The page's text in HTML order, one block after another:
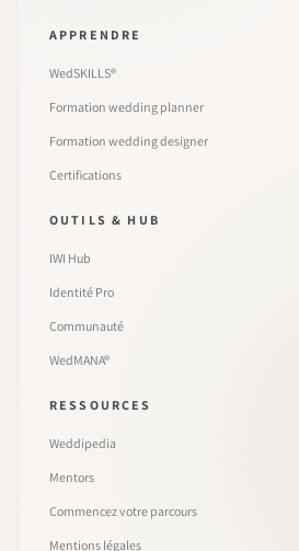
APPRENDRE
WedSKILLS®
Formation wedding planner
Formation wedding designer
Certifications
OUTILS & HUB
IWI Hub
Identité Pro
Communauté
WedMANA®
RESSOURCES
Weddipedia
Mentors
Commencez votre parcours
Mentions légales